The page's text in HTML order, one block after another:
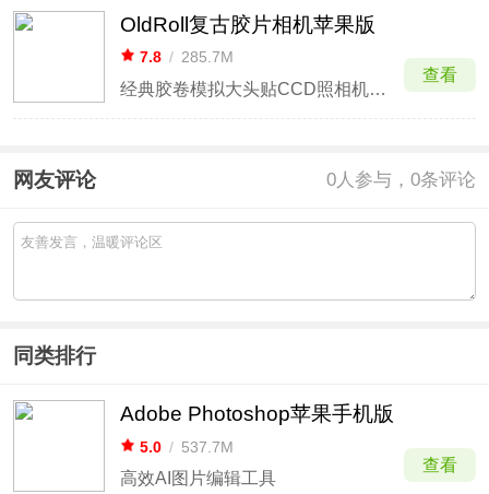
OldRoll复古胶片相机苹果版
7.8 / 285.7M
经典胶卷模拟大头贴CCD照相机，INS风拍立得
查看
网友评论 0人参与，0条评论
同类排行
Adobe Photoshop苹果手机版
5.0 / 537.7M
高效AI图片编辑工具
查看